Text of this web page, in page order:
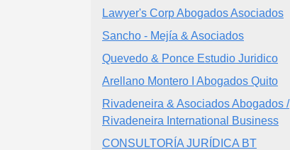
Lawyer's Corp Abogados Asociados
Sancho - Mejía & Asociados
Quevedo & Ponce Estudio Juridico
Arellano Montero I Abogados Quito
Rivadeneira & Asociados Abogados /
Rivadeneira International Business
CONSULTORÍA JURÍDICA BT